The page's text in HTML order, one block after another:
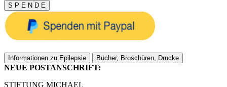
S P E N D E
Informationen zu Epilepsie Bücher, Broschüren, Drucke
NEUE POSTANSCHRIFT:
STIFTUNG MICHAEL